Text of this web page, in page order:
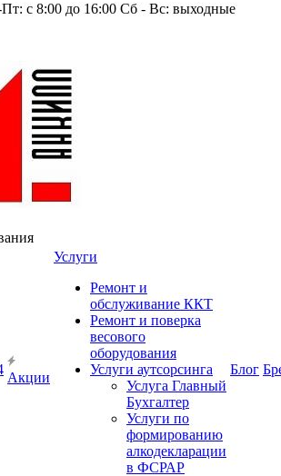
с 8:00 до 16:00 Сб - Вс: выходные
Акции
Услуги
Ремонт и
обслуживание ККТ
Ремонт и поверка
весового
оборудования
Услуги аутсорсинга
Услуга Главный
Бухгалтер
Услуги по
формированию
алкодекларации
в ФСРАР
Блог